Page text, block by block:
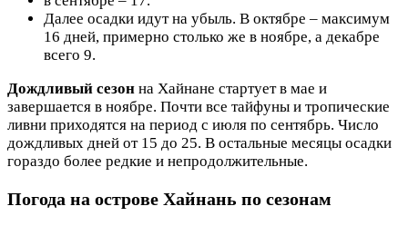
Далее осадки идут на убыль. В октябре – максимум
16 дней, примерно столько же в ноябре, а декабре
всего 9.
Дождливый сезон на Хайнане стартует в мае и
завершается в ноябре. Почти все тайфуны и тропические
ливни приходятся на период с июля по сентябрь. Число
дождливых дней от 15 до 25. В остальные месяцы осадки
гораздо более редкие и непродолжительные.
Погода на острове Хайнань по сезонам